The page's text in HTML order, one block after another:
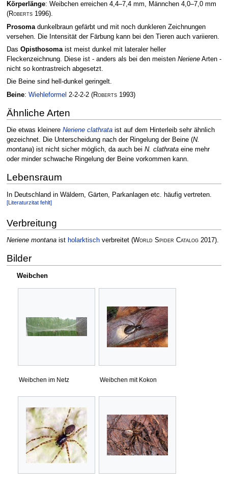
Körperlänge: Weibchen erreichen 4,4–7,4 mm, Männchen 4,0–7,0 mm
(Roberts1996).
Prosomadunkelbraun gefärbt und mit noch dunkleren Zeichnungen
versehen. Die Intensität der Färbung kann bei den Tieren auch variieren.
Das Opisthosomaist meist dunkel mit lateraler heller
Fleckenzeichnung. Diese ist - anders als bei den meisten NerieneArten -
nicht so kontrastreich abgesetzt.
Die Beine sind hell-dunkel geringelt.
Beine: Wiehleformel 2-2-2-2 (Roberts1993)
Ähnliche Arten
Die etwas kleinere Neriene clathrataist auf dem Hinterleib sehr ähnlich
gezeichnet. Die Unterscheidung nach der Ringelung der Beine (N.
montana) ist nicht sicher möglich, da auch bei N. clathrataeine mehr
oder minder schwache Ringelung der Beine vorkommen kann.
Lebensraum
In Deutschland in Wäldern, Gärten, Parkanlagen etc. häufig vertreten.
[Literaturzitat fehlt]
Verbreitung
Neriene montanaist holarktischverbreitet (World Spider Catalog2017).
Bilder
Weibchen
Weibchen im Netz Weibchen mit Kokon